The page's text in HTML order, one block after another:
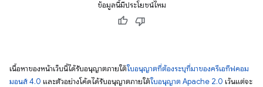
ข้อมูลนี้มีประโยชน์ไหม
เนื้อหาของหน้าเว็บนี้ได้รับอนุญาตภายใต้ใบอนุญาตที่ต้องระบุที่มาของครีเอทีฟคอม
มอนส์ 4.0 และตัวอย่างโค้ดได้รับอนุญาตภายใต้ใบอนุญาต Apache 2.0 เว้นแต่จะ